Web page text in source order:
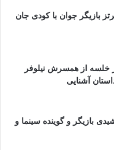
بازیگر جوان با کودی جان
خلسه از همسرش نیلوفر
آشنایی
بازیگر و گوینده سینما و